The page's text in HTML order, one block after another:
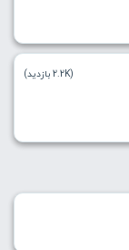
(2.2K بازدید)